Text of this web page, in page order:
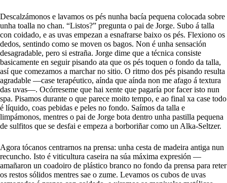
Descalzámonos e lavamos os pés nunha bacía pequena colocada sobre
unha toalla no chan. “Listos?” pregunta o pai de Jorge. Subo á talla
con coidado, e as uvas empezan a esnafrarse baixo os pés. Flexiono os
dedos, sentindo como se moven os bagos. Non é unha sensación
desagradable, pero si estraña. Jorge dime que a técnica consiste
basicamente en seguir pisando ata que os pés toquen o fondo da talla,
así que comezamos a marchar no sitio. O ritmo dos pés pisando resulta
agradable —case terapéutico, aínda que aínda non me afago á textura
das uvas—. Ocórreseme que hai xente que pagaría por facer isto nun
spa. Pisamos durante o que parece moito tempo, e ao final xa case todo
é líquido, coas pebidas e peles no fondo. Saímos da talla e
limpámonos, mentres o pai de Jorge bota dentro unha pastilla pequena
de sulfitos que se desfai e empeza a borboriñar como un Alka-Seltzer.
Agora tócanos centrarnos na prensa: unha cesta de madeira antiga nun
recuncho. Isto é viticultura caseira na súa máxima expresión —
amañaron un coadoiro de plástico branco no fondo da prensa para reter
os restos sólidos mentres sae o zume. Levamos os cubos de uvas